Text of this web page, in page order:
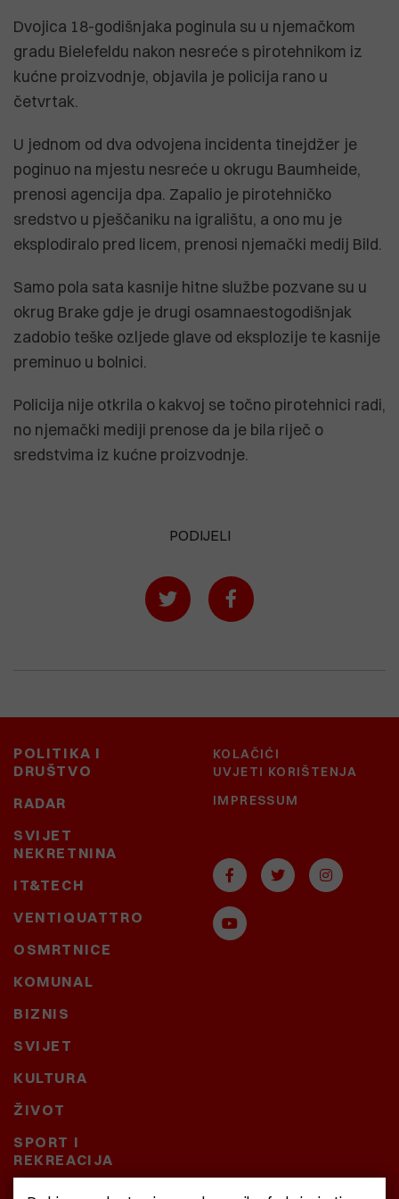
Dvojica 18-godišnjaka poginula su u njemačkom
gradu Bielefeldu nakon nesreće s pirotehnikom iz
kućne proizvodnje, objavila je policija rano u
četvrtak.
U jednom od dva odvojena incidenta tinejdžer je
poginuo na mjestu nesreće u okrugu Baumheide,
prenosi agencija dpa. Zapalio je pirotehničko
sredstvo u pješčaniku na igralištu, a ono mu je
eksplodiralo pred licem, prenosi njemački medij Bild.
Samo pola sata kasnije hitne službe pozvane su u
okrug Brake gdje je drugi osamnaestogodišnjak
zadobio teške ozljede glave od eksplozije te kasnije
preminuo u bolnici.
Policija nije otkrila o kakvoj se točno pirotehnici radi,
no njemački mediji prenose da je bila riječ o
sredstvima iz kućne proizvodnje.
PODIJELI
POLITIKA I
DRUŠTVO
RADAR
SVIJET
NEKRETNINA
IT&TECH
VENTIQUATTRO
OSMRTNICE
KOMUNAL
BIZNIS
SVIJET
KULTURA
ŽIVOT
SPORT I
REKREACIJA
KOLAČIĆI
UVJETI KORIŠTENJA
IMPRESSUM